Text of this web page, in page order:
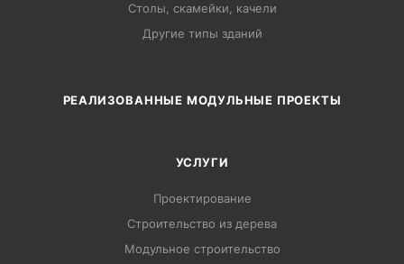
Столы, скамейки, качели
Другие типы зданий
РЕАЛИЗОВАННЫЕ МОДУЛЬНЫЕ ПРОЕКТЫ
УСЛУГИ
Проектирование
Строительство из дерева
Модульное строительство